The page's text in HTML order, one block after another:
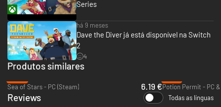
- 13_Tunnel of Darkness
- 14_Monster in the Depths
- 15_Mini game
- 16_Timeworn Tunnel
- 17_Escaping The Dead
- 18_Bow to the King
- 19_Finned Ancients
- 20_Seahorse Dash
- 22_Subaqueous Prayer
- 23_Underwater Lake
- 24_Preserved Realm
Series
há 9 meses
Dave the Diver já está disponível na Switch
2
4
Produtos similares
Sea of Stars - PC (Steam)
6.19 €Potion Permit - PC
Reviews Todas as línguas